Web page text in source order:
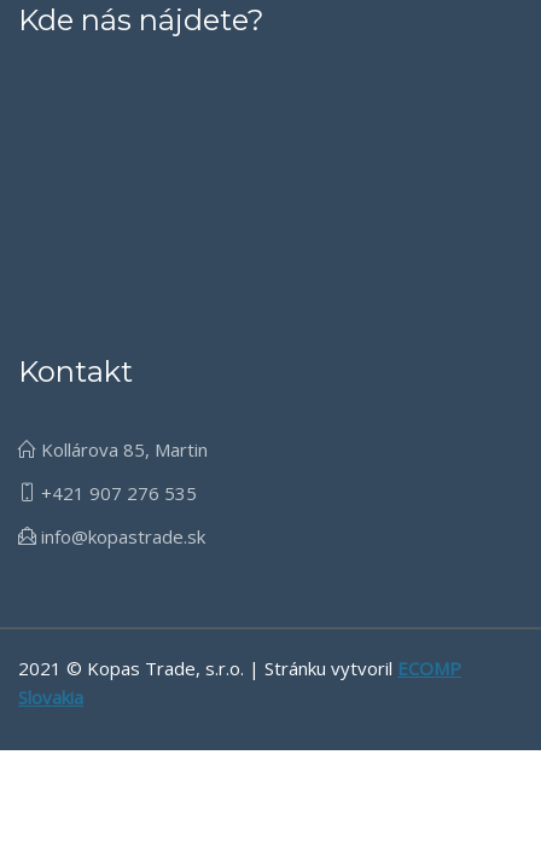
Kde nás nájdete?
Kontakt
Kollárova 85, Martin
+421 907 276 535
info@kopastrade.sk
2021 © Kopas Trade, s.r.o. | Stránku vytvoril ECOMP
Slovakia